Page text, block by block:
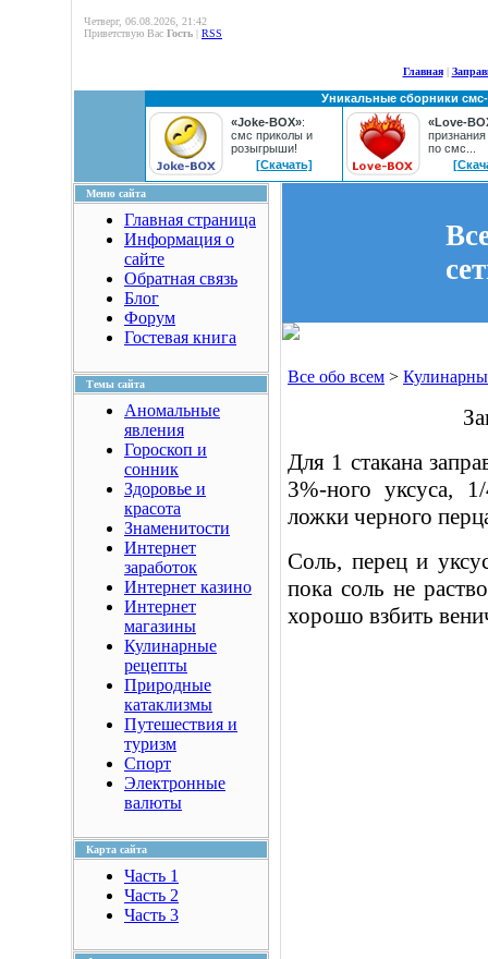
Четверг, 06.08.2026, 21:42
Приветствую Вас Гость | RSS
Главная|
Уникальные сборники
«Joke-BOX»:
смс приколы и
розыгрыши!
[Скачать]
«Love-
по смс...
Меню сайта
Главная страница
Информация о
сайте
Обратная связь
Блог
Форум
Гостевая книга
Темы сайта
Аномальные
явления
Гороскоп и
сонник
Здоровье и
красота
Знаменитости
Интернет
заработок
Интернет казино
Интернет
магазины
Кулинарные
рецепты
Природные
катаклизмы
Путешествия и
туризм
Спорт
Электронные
валюты
Карта сайта
Часть 1
Часть 2
Часть 3
Все обо всем >
Для 1 стакана
3%-ного уксуса,
ложки черного
Соль, перец и
пока соль не
хорошо взбить